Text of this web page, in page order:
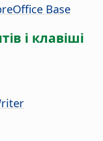
Base
і клавіші